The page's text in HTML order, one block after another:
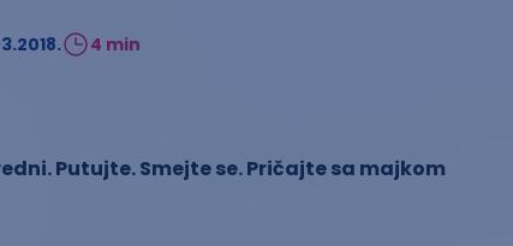
4 min
Putujte. Smejte se. Pričajte sa majkom